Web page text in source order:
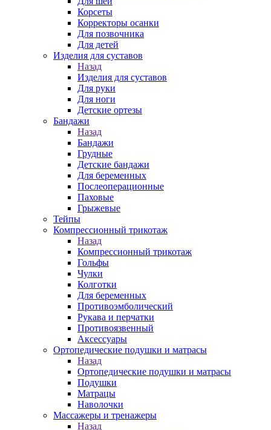
Корсеты
Корректоры осанки
Для позвочника
Для детей
Изделия для суставов
Назад
Изделия для суставов
Для руки
Для ноги
Детские ортезы
Бандажи
Назад
Бандажи
Грудные
Детские бандажи
Для беременных
Послеоперационные
Паховые
Грыжевые
Тейпы
Компрессионный трикотаж
Назад
Компрессионный трикотаж
Гольфы
Чулки
Колготки
Для беременных
Противоэмболический
Рукава и перчатки
Противоязвенный
Аксессуары
Ортопедические подушки и матрасы
Назад
Ортопедические подушки и матрасы
Подушки
Матрацы
Наволочки
Массажеры и тренажеры
Назад